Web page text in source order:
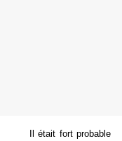
Il était fort probable